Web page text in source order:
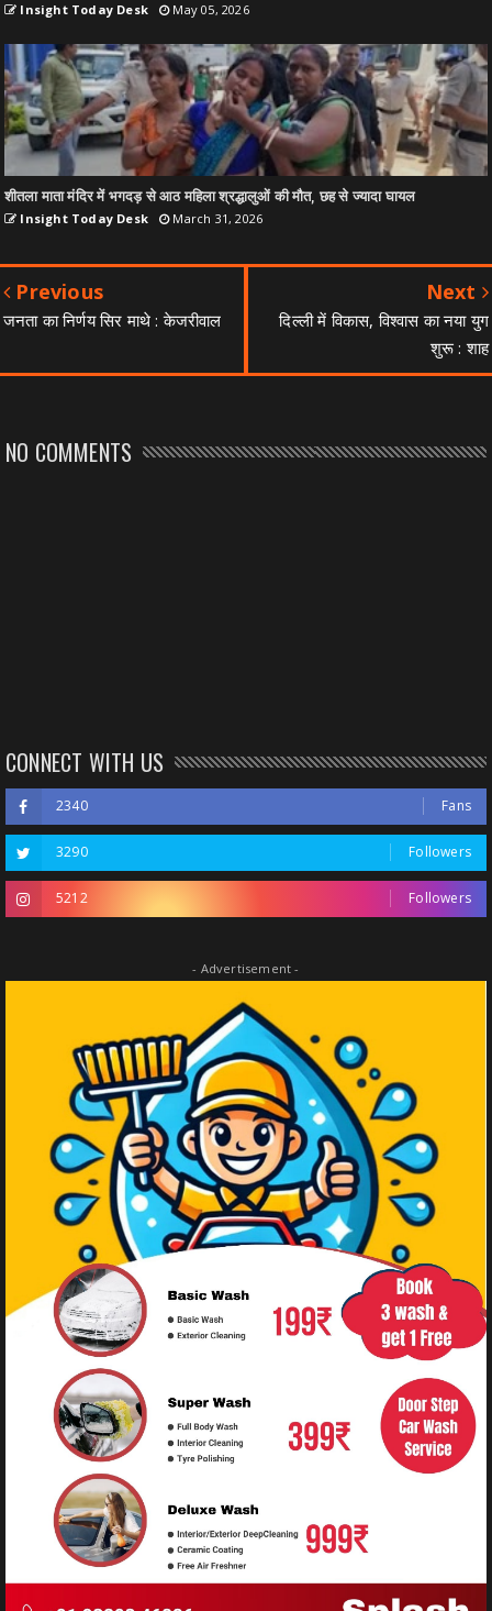
Insight Today Desk May 05, 2026
शीतला माता मंदिर में भगदड़ से आठ महिला श्रद्धालुओं की मौत, छह से ज्यादा घायल
Insight Today Desk March 31, 2026
Previous
जनता का निर्णय सिर माथे : केजरीवाल
Next
दिल्ली में विकास, विश्वास का नया युग
शुरू : शाह
NO COMMENTS
CONNECT WITH US
2340 Fans
3290 Followers
5212 Followers
- Advertisement -